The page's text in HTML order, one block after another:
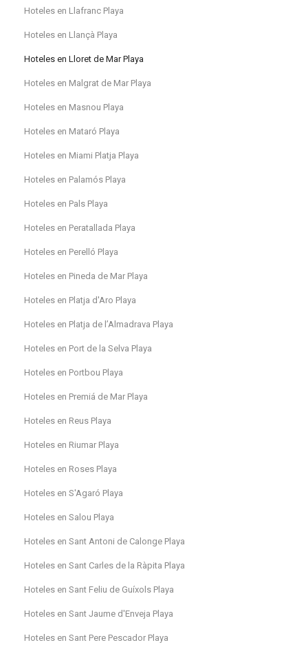
Hoteles en Llafranc Playa
Hoteles en Llançà Playa
Hoteles en Lloret de Mar Playa
Hoteles en Malgrat de Mar Playa
Hoteles en Masnou Playa
Hoteles en Mataró Playa
Hoteles en Miami Platja Playa
Hoteles en Palamós Playa
Hoteles en Pals Playa
Hoteles en Peratallada Playa
Hoteles en Perelló Playa
Hoteles en Pineda de Mar Playa
Hoteles en Platja d'Aro Playa
Hoteles en Platja de l’Almadrava Playa
Hoteles en Port de la Selva Playa
Hoteles en Portbou Playa
Hoteles en Premiá de Mar Playa
Hoteles en Reus Playa
Hoteles en Riumar Playa
Hoteles en Roses Playa
Hoteles en S'Agaró Playa
Hoteles en Salou Playa
Hoteles en Sant Antoni de Calonge Playa
Hoteles en Sant Carles de la Ràpita Playa
Hoteles en Sant Feliu de Guíxols Playa
Hoteles en Sant Jaume d'Enveja Playa
Hoteles en Sant Pere Pescador Playa